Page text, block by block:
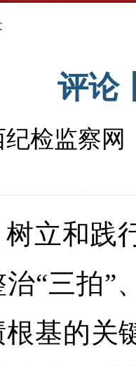
评论
纪检监察
和践行
“三拍”
基的关